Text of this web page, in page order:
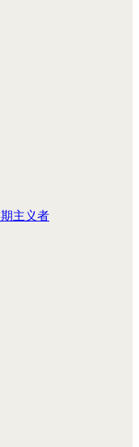
主义者